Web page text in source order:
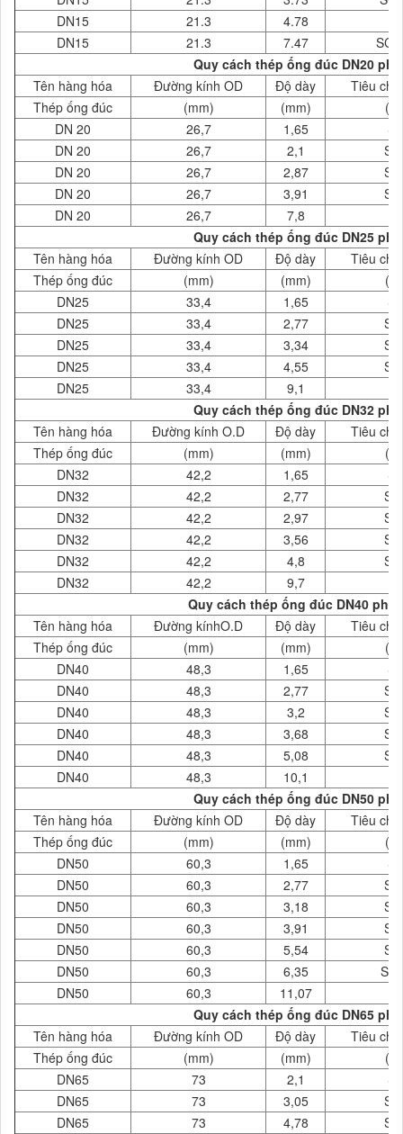
DN15
21.3 4.78
DN15
21.3 7.47
Quy cách thép ống đúc DN20 phi
Tên hàng hóa
Đường kính OD Độ dày
Tiêu
Thép ống đúc
(mm) (mm)
(
DN 20
26,7 1,65
DN 20
26,7 2,1
DN 20
26,7 2,87
DN 20
26,7 3,91
DN 20
26,7 7,8
Quy cách thép ống đúc DN25 phi
Tên hàng hóa
Đường kính OD Độ dày
Tiêu
Thép ống đúc
(mm) (mm)
(
DN25
33,4 1,65
DN25
33,4 2,77
DN25
33,4 3,34
DN25
33,4 4,55
DN25
33,4 9,1
Quy cách thép ống đúc DN32 phi
Tên hàng hóa
Đường kính O.D Độ dày
Tiêu
Thép ống đúc
(mm) (mm)
(
DN32
42,2 1,65
DN32
42,2 2,77
DN32
42,2 2,97
DN32
42,2 3,56
DN32
42,2 4,8
DN32
42,2 9,7
Quy cách thép ống đúc DN40 phi
Tên hàng hóa
Đường kínhO.D Độ dày
Tiêu
Thép ống đúc
(mm) (mm)
(
DN40
48,3 1,65
DN40
48,3 2,77
DN40
48,3 3,2
DN40
48,3 3,68
DN40
48,3 5,08
DN40
48,3 10,1
Quy cách thép ống đúc DN50 phi
Tên hàng hóa
Đường kính OD Độ dày
Tiêu
Thép ống đúc
(mm) (mm)
(
DN50
60,3 1,65
DN50
60,3 2,77
DN50
60,3 3,18
DN50
60,3 3,91
DN50
60,3 5,54
DN50
60,3 6,35
DN50
60,3 11,07
Quy cách thép ống đúc DN65 phi
Tên hàng hóa
Đường kính OD Độ dày
Tiêu
Thép ống đúc
(mm) (mm)
(
DN65
73 2,1
DN65
73 3,05
DN65
73 4,78